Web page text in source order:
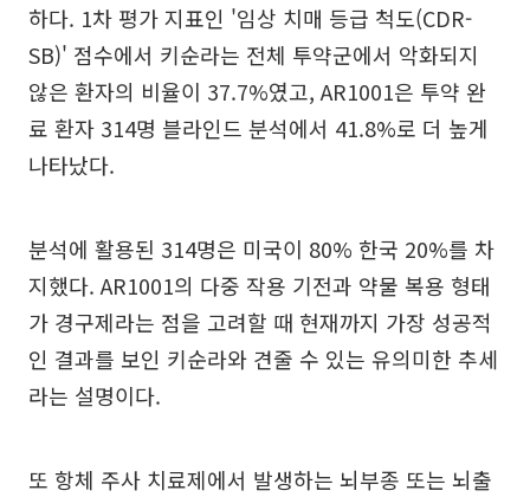
하다. 1차 평가 지표인 '임상 치매 등급 척도(CDR-
SB)' 점수에서 키순라는 전체 투약군에서 악화되지
않은 환자의 비율이 37.7%였고, AR1001은 투약 완
료 환자 314명 블라인드 분석에서 41.8%로 더 높게
나타났다.
분석에 활용된 314명은 미국이 80% 한국 20%를 차
지했다. AR1001의 다중 작용 기전과 약물 복용 형태
가 경구제라는 점을 고려할 때 현재까지 가장 성공적
인 결과를 보인 키순라와 견줄 수 있는 유의미한 추세
라는 설명이다.
또 항체 주사 치료제에서 발생하는 뇌부종 또는 뇌출